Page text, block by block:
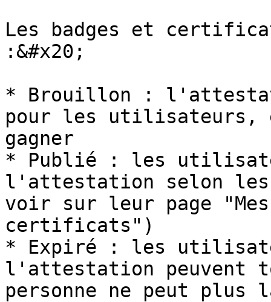
Les badges et
:&#x20;
* Brouillon :
pour les utilisateurs,
gagner
* Publié : les
l'attestation selon
voir sur leur page "Mes
certificats")
* Expiré : les
l'attestation peuvent
personne ne peut plus